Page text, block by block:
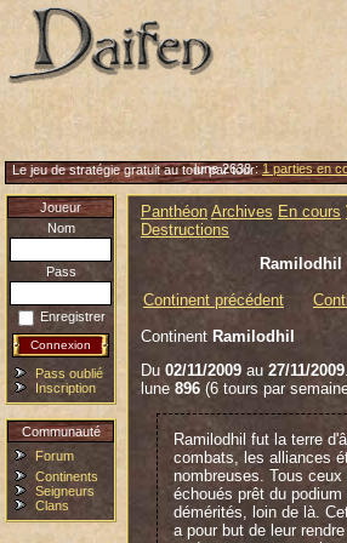
Le jeu de stratégie gratuit au tour par tour
lune 2638 :1 parties en
Joueur
Nom
Enregistrer
Pass oublié
Inscription
Communauté
Forum
Continents
Seigneurs
Clans
Panthéon Archives En cours
Destructions
Ramilodhil
Continent précédent
Continent Ramilodhil
Du 02/11/2009 au 27/11/2009
lune 896 (6 tours par
Ramilodhil fut la terre
combats, les alliances
nombreuses. Tous ceux
échoués prêt du podium
démérités, loin de là.
a pour but de leur